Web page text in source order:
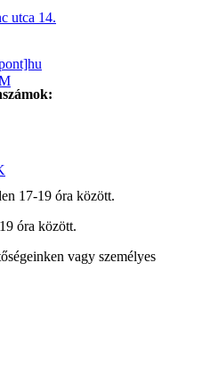
utca 14.
17-19 óra között.
óra között.
vagy személyes